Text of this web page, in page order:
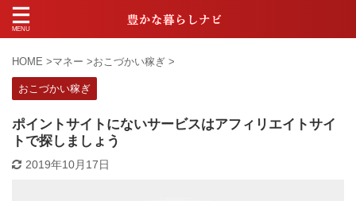
HOME >マネー >おこづかい稼ぎ >
おこづかい稼ぎ
ポイントサイトにないサービスはアフィリエイトサイ
トで探しましょう
2019年10月17日